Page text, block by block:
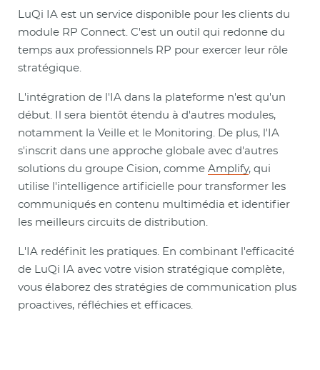
LuQi IA est un service disponible pour les clients du
module RP Connect. C'est un outil qui redonne du
temps aux professionnels RP pour exercer leur rôle
stratégique.
L'intégration de l'IA dans la plateforme n'est qu'un
début. Il sera bientôt étendu à d'autres modules,
notamment la Veille et le Monitoring. De plus, l'IA
s'inscrit dans une approche globale avec d'autres
solutions du groupe Cision, comme Amplify, qui
utilise l'intelligence artificielle pour transformer les
communiqués en contenu multimédia et identifier
les meilleurs circuits de distribution.
L'IA redéfinit les pratiques. En combinant l'efficacité
de LuQi IA avec votre vision stratégique complète,
vous élaborez des stratégies de communication plus
proactives, réfléchies et efficaces.